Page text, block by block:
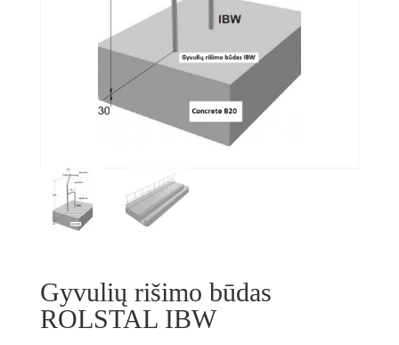
Gyvulių rišimo būdas
ROLSTAL IBW